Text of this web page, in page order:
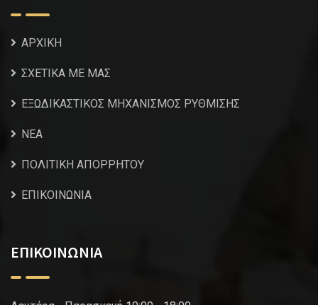
ΑΡΧΙΚΗ
ΣΧΕΤΙΚΑ ΜΕ ΜΑΣ
ΕΞΩΔΙΚΑΣΤΙΚΟΣ ΜΗΧΑΝΙΣΜΟΣ ΡΥΘΜΙΣΗΣ
NEA
ΠΟΛΙΤΙΚΗ ΑΠΟΡΡΗΤΟΥ
ΕΠΙΚΟΙΝΩΝΙΑ
ΕΠΙΚΟΙΝΩΝΙΑ